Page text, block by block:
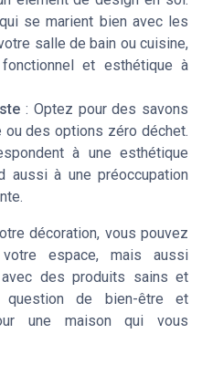
se marient bien avec les
salle de bain ou cuisine,
et esthétique à
: Optez pour des savons
des options zéro déchet.
à une esthétique
aussi à une préoccupation
décoration, vous pouvez
espace, mais aussi
des produits sains et
question de bien-être et
une maison qui vous